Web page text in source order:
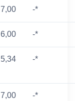
7,00 -*
6,00 -*
5,34 -*
7,00 -*